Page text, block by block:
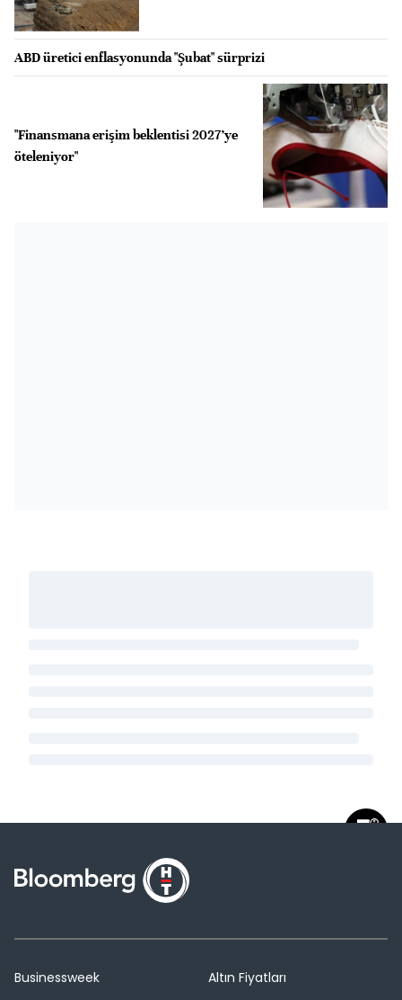
ABD üretici enflasyonunda "Şubat" sürprizi
"Finansmana erişim beklentisi 2027’ye
öteleniyor"
Businessweek
Altın Fiyatları